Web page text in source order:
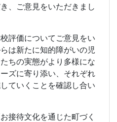
、ご意見をいただきまし
評価についてご意見をい
は新たに知的障がいの児
ちの実態がより多様にな
ズに寄り添い、それぞれ
ていくことを確認し合い
接待文化を通じた町づく